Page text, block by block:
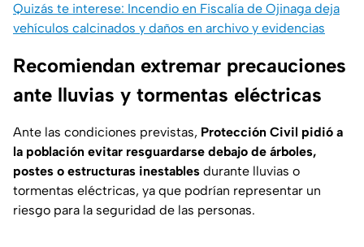
Quizás te interese: Incendio en Fiscalía de Ojinaga deja
vehículos calcinados y daños en archivo y evidencias
Recomiendan extremar precauciones
ante lluvias y tormentas eléctricas
Ante las condiciones previstas, Protección Civil pidió a
la población evitar resguardarse debajo de árboles,
postes o estructuras inestables durante lluvias o
tormentas eléctricas, ya que podrían representar un
riesgo para la seguridad de las personas.